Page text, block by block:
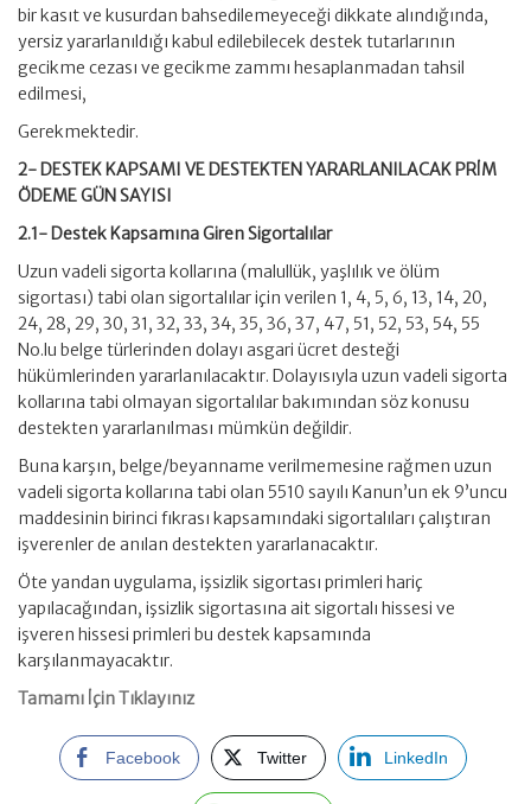
bir kasıt ve kusurdan bahsedilemeyeceği dikkate alındığında,
yersiz yararlanıldığı kabul edilebilecek destek tutarlarının
gecikme cezası ve gecikme zammı hesaplanmadan tahsil
edilmesi,
Gerekmektedir.
2- DESTEK KAPSAMI VE DESTEKTEN YARARLANILACAK PRİM
ÖDEME GÜN SAYISI
2.1- Destek Kapsamına Giren Sigortalılar
Uzun vadeli sigorta kollarına (malullük, yaşlılık ve ölüm
sigortası) tabi olan sigortalılar için verilen 1, 4, 5, 6, 13, 14, 20,
24, 28, 29, 30, 31, 32, 33, 34, 35, 36, 37, 47, 51, 52, 53, 54, 55
No.lu belge türlerinden dolayı asgari ücret desteği
hükümlerinden yararlanılacaktır. Dolayısıyla uzun vadeli sigorta
kollarına tabi olmayan sigortalılar bakımından söz konusu
destekten yararlanılması mümkün değildir.
Buna karşın, belge/beyanname verilmemesine rağmen uzun
vadeli sigorta kollarına tabi olan 5510 sayılı Kanun’un ek 9’uncu
maddesinin birinci fıkrası kapsamındaki sigortalıları çalıştıran
işverenler de anılan destekten yararlanacaktır.
Öte yandan uygulama, işsizlik sigortası primleri hariç
yapılacağından, işsizlik sigortasına ait sigortalı hissesi ve
işveren hissesi primleri bu destek kapsamında
karşılanmayacaktır.
Tamamı İçin Tıklayınız
Facebook Twitter LinkedIn